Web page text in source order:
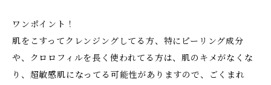
ワンポイント！
肌をこすってクレンジングしてる方、特にピーリング成分
や、クロロフィルを長く使われてる方は、肌のキメがなくな
り、超敏感肌になってる可能性がありますので、ごくまれ